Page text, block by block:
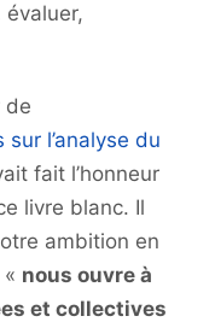
évaluer,
de
sur l’analyse du
fait l’honneur
livre blanc. Il
ambition en
nous ouvre à
et collectives